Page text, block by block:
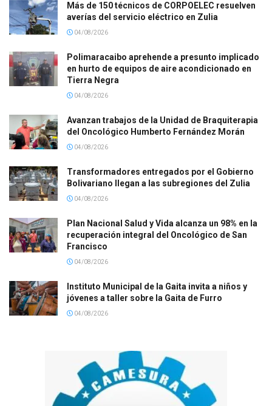
Más de 150 técnicos de CORPOELEC resuelven
averías del servicio eléctrico en Zulia
04/08/2026
Polimaracaibo aprehende a presunto implicado
en hurto de equipos de aire acondicionado en
Tierra Negra
04/08/2026
Avanzan trabajos de la Unidad de Braquiterapia
del Oncológico Humberto Fernández Morán
04/08/2026
Transformadores entregados por el Gobierno
Bolivariano llegan a las subregiones del Zulia
04/08/2026
Plan Nacional Salud y Vida alcanza un 98% en la
recuperación integral del Oncológico de San
Francisco
04/08/2026
Instituto Municipal de la Gaita invita a niños y
jóvenes a taller sobre la Gaita de Furro
04/08/2026